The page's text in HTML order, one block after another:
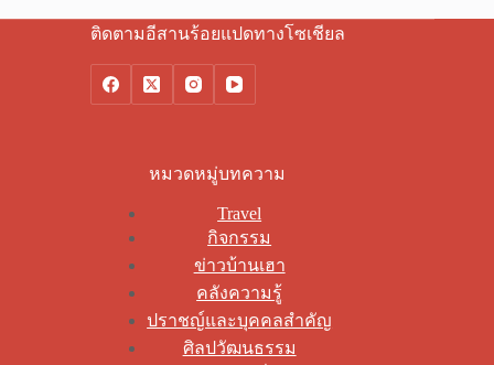
ติดตามอีสานร้อยแปดทางโซเชียล
หมวดหมู่บทความ
Travel
กิจกรรม
ข่าวบ้านเฮา
คลังความรู้
ปราชญ์และบุคคลสำคัญ
ศิลปวัฒนธรรม